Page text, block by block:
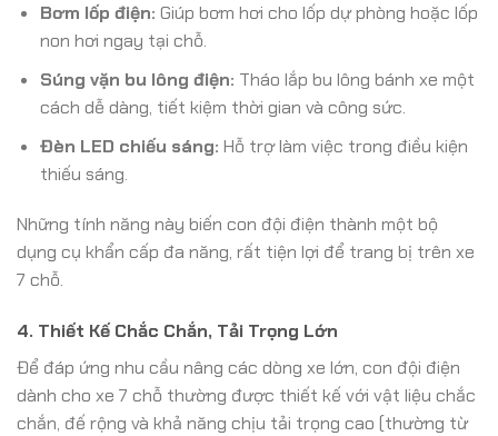
Bơm lốp điện: Giúp bơm hơi cho lốp dự phòng hoặc lốp
non hơi ngay tại chỗ.
Súng vặn bu lông điện: Tháo lắp bu lông bánh xe một
cách dễ dàng, tiết kiệm thời gian và công sức.
Đèn LED chiếu sáng: Hỗ trợ làm việc trong điều kiện
thiếu sáng.
Những tính năng này biến con đội điện thành một bộ
dụng cụ khẩn cấp đa năng, rất tiện lợi để trang bị trên xe
7 chỗ.
4. Thiết Kế Chắc Chắn, Tải Trọng Lớn
Để đáp ứng nhu cầu nâng các dòng xe lớn, con đội điện
dành cho xe 7 chỗ thường được thiết kế với vật liệu chắc
chắn, đế rộng và khả năng chịu tải trọng cao (thường từ